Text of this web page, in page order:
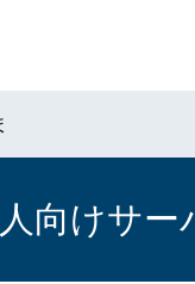
向けサー